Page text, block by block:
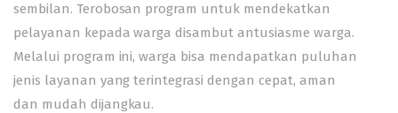
sembilan. Terobosan program untuk mendekatkan
pelayanan kepada warga disambut antusiasme warga.
Melalui program ini, warga bisa mendapatkan puluhan
jenis layanan yang terintegrasi dengan cepat, aman
dan mudah dijangkau.